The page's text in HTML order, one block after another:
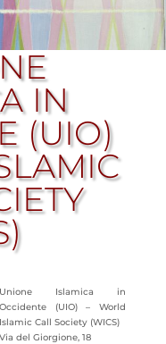
IN
(UIO)
Unione Islamica in
Occidente (UIO) – World
Islamic Call Society (WICS)
Via del Giorgione, 18